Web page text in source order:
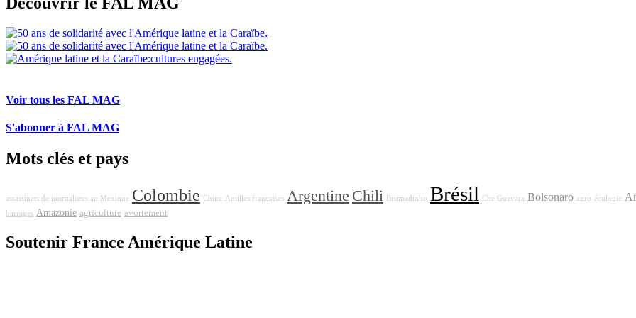
Voir tous les FAL MAG
S'abonner à FAL MAG
Mots clés et pays
assassinats de journalistes au Mexique Colombie Chine Antilles françaises Argentine Chili Brumadinho Brésil Che Guevara Bolsonaro agro-écologie
barrages Amazonie agriculture avortement
Soutenir France Amérique Latine